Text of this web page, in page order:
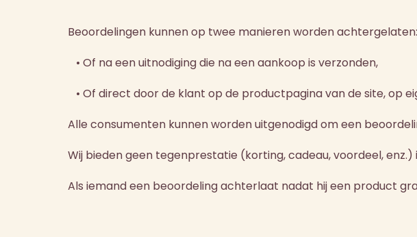
Beoordelingen kunnen op twee manieren worden achtergelaten:
• Of na een uitnodiging die na een aankoop is verzonden,
• Of direct door de klant op de productpagina van de site, op
Alle consumenten kunnen worden uitgenodigd om een
Wij bieden geen tegenprestatie (korting, cadeau, voordeel, enz.)
Als iemand een beoordeling achterlaat nadat hij een product